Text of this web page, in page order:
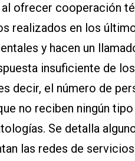
ofrecer cooperación
realizados en los
y hacen un
insuficiente de
decir, el número de
no reciben ningún
Se detalla
las redes de